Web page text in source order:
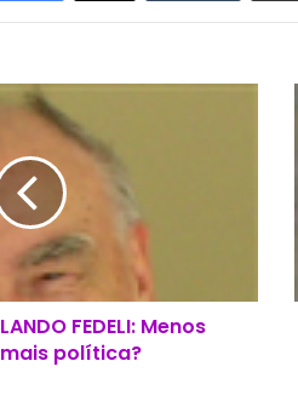
FEDELI: Menos
política?